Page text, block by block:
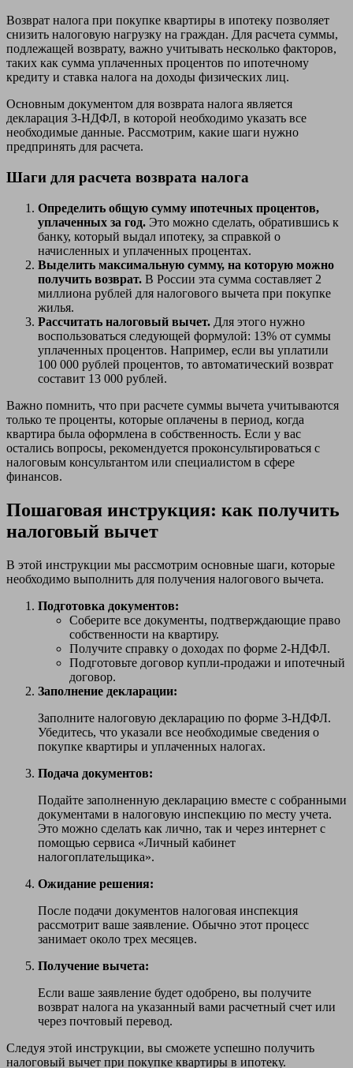
Возврат налога при покупке квартиры в ипотеку позволяет
снизить налоговую нагрузку на граждан. Для расчета суммы,
подлежащей возврату, важно учитывать несколько факторов,
таких как сумма уплаченных процентов по ипотечному
кредиту и ставка налога на доходы физических лиц.
Основным документом для возврата налога является
декларация 3-НДФЛ, в которой необходимо указать все
необходимые данные. Рассмотрим, какие шаги нужно
предпринять для расчета.
Шаги для расчета возврата налога
Определить общую сумму ипотечных процентов,
уплаченных за год. Это можно сделать, обратившись к
банку, который выдал ипотеку, за справкой о
начисленных и уплаченных процентах.
Выделить максимальную сумму, на которую можно
получить возврат. В России эта сумма составляет 2
миллиона рублей для налогового вычета при покупке
жилья.
Рассчитать налоговый вычет. Для этого нужно
воспользоваться следующей формулой: 13% от суммы
уплаченных процентов. Например, если вы уплатили
100 000 рублей процентов, то автоматический возврат
составит 13 000 рублей.
Важно помнить, что при расчете суммы вычета учитываются
только те проценты, которые оплачены в период, когда
квартира была оформлена в собственность. Если у вас
остались вопросы, рекомендуется проконсультироваться с
налоговым консультантом или специалистом в сфере
финансов.
Пошаговая инструкция: как получить
налоговый вычет
В этой инструкции мы рассмотрим основные шаги, которые
необходимо выполнить для получения налогового вычета.
Подготовка документов:
Соберите все документы, подтверждающие право
собственности на квартиру.
Получите справку о доходах по форме 2-НДФЛ.
Подготовьте договор купли-продажи и ипотечный
договор.
Заполнение декларации:
Заполните налоговую декларацию по форме 3-НДФЛ.
Убедитесь, что указали все необходимые сведения о
покупке квартиры и уплаченных налогах.
Подача документов:
Подайте заполненную декларацию вместе с собранными
документами в налоговую инспекцию по месту учета.
Это можно сделать как лично, так и через интернет с
помощью сервиса «Личный кабинет
налогоплательщика».
Ожидание решения:
После подачи документов налоговая инспекция
рассмотрит ваше заявление. Обычно этот процесс
занимает около трех месяцев.
Получение вычета:
Если ваше заявление будет одобрено, вы получите
возврат налога на указанный вами расчетный счет или
через почтовый перевод.
Следуя этой инструкции, вы сможете успешно получить
налоговый вычет при покупке квартиры в ипотеку.